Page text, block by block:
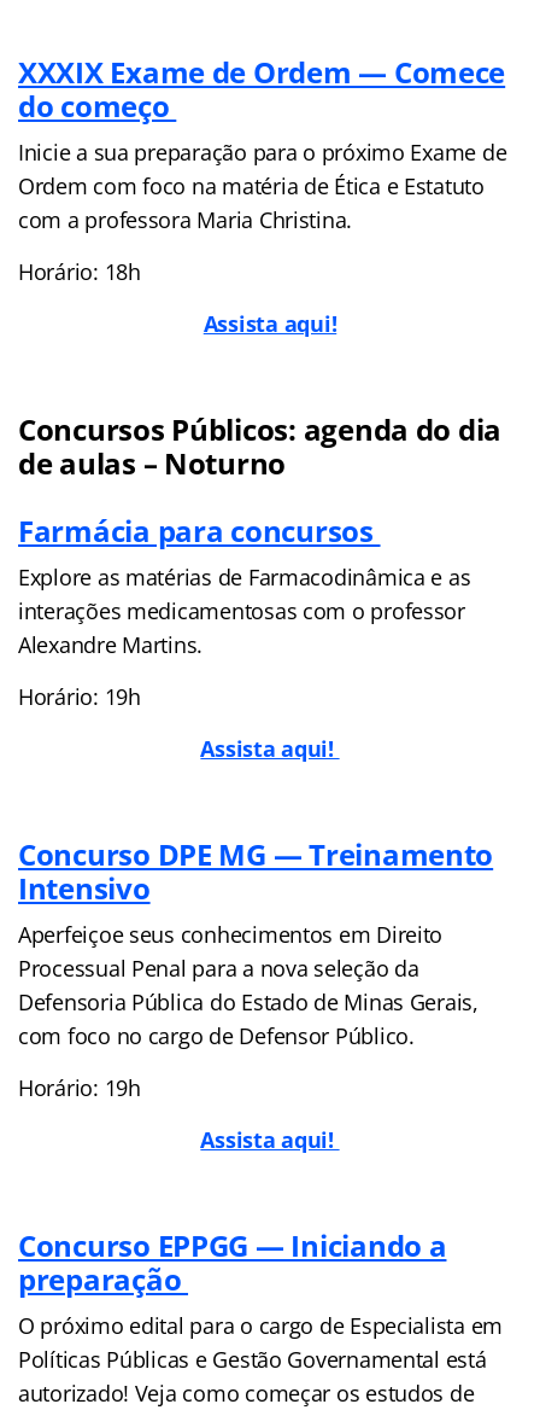
XXXIX Exame de Ordem — Comece
do começo
Inicie a sua preparação para o próximo Exame de
Ordem com foco na matéria de Ética e Estatuto
com a professora Maria Christina.
Horário: 18h
Assista aqui!
Concursos Públicos: agenda do dia
de aulas – Noturno
Farmácia para concursos
Explore as matérias de Farmacodinâmica e as
interações medicamentosas com o professor
Alexandre Martins.
Horário: 19h
Assista aqui!
Concurso DPE MG — Treinamento
Intensivo
Aperfeiçoe seus conhecimentos em Direito
Processual Penal para a nova seleção da
Defensoria Pública do Estado de Minas Gerais,
com foco no cargo de Defensor Público.
Horário: 19h
Assista aqui!
Concurso EPPGG — Iniciando a
preparação
O próximo edital para o cargo de Especialista em
Políticas Públicas e Gestão Governamental está
autorizado! Veja como começar os estudos de